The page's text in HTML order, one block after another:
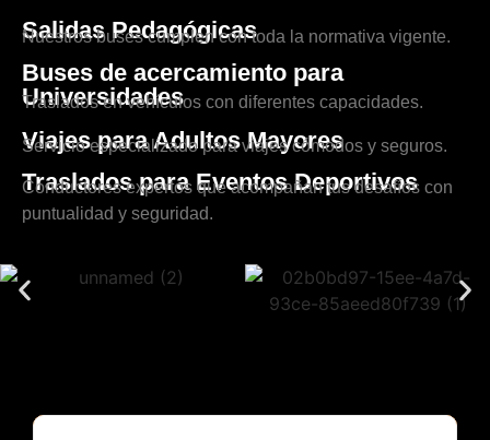
Salidas Pedagógicas
Nuestros buses cumplen con toda la normativa vigente.
Buses de acercamiento para
Universidades
Traslados en vehículos con diferentes capacidades.
Viajes para Adultos Mayores
Servicio especializado para viajes cómodos y seguros.
Traslados para Eventos Deportivos
Conductores expertos que acompañan tus desafíos con
puntualidad y seguridad.